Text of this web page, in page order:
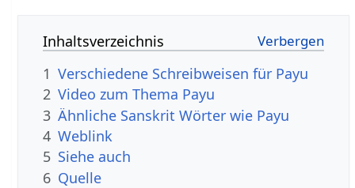
Inhaltsverzeichnis
1 Verschiedene Schreibweisen für Payu
2 Video zum Thema Payu
3 Ähnliche Sanskrit Wörter wie Payu
4 Weblink
5 Siehe auch
6 Quelle